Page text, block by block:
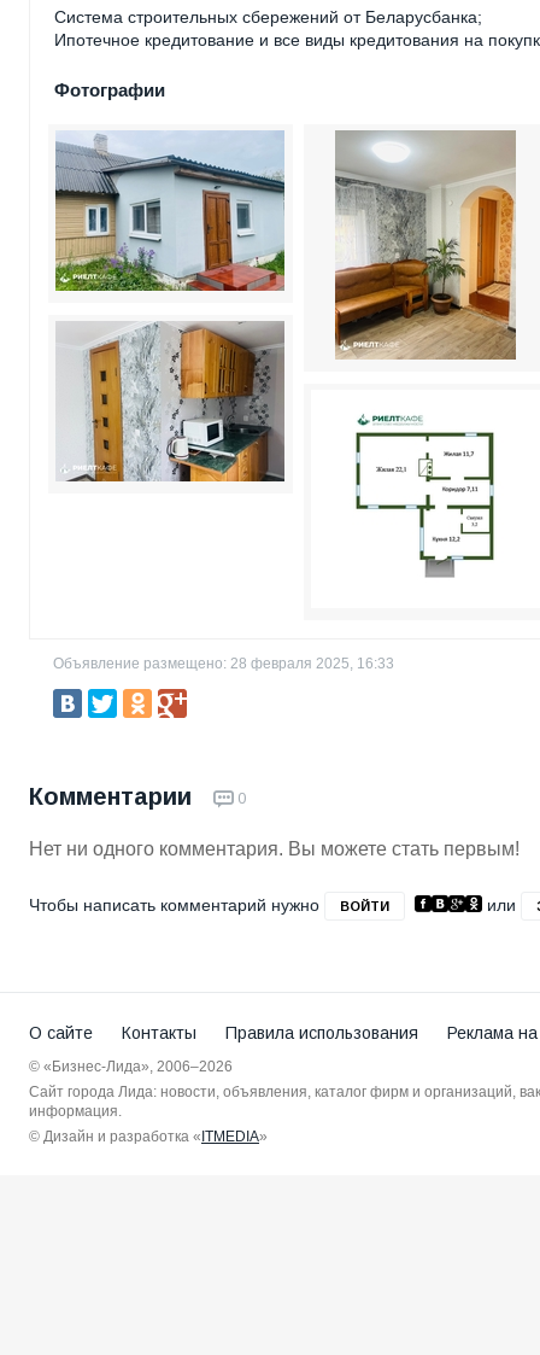
Система строительных сбережений от Беларусбанка;
Ипотечное кредитование и все виды кредитования на
Фотографии
Объявление размещено: 28 февраля 2025, 16:33
Комментарии 0
Нет ни одного комментария. Вы можете стать первым!
Чтобы написать комментарий нужно ВОЙТИ или
О сайте Контакты Правила использования Реклама
© «Бизнес-Лида», 2006–2026
Сайт города Лида: новости, объявления, каталог фирм и организаций,
информация.
© Дизайн и разработка « ITMEDIA»